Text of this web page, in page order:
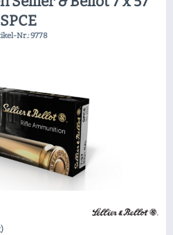
SPCE
Nr.:9778